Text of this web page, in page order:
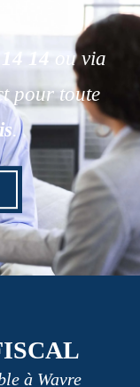
14
ou via
pour toute
.
à Wavre